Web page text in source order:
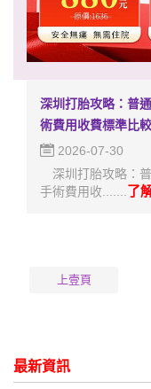
深圳打胎攻略：普
術費用收費標準比
2026-07-30
深圳打胎攻略：
手術費用收....... 了
上壹頁
最新資訊